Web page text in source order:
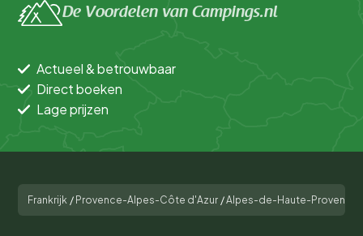
De Voordelen van Campings.nl
Actueel & betrouwbaar
Direct boeken
Lage prijzen
Frankrijk / Provence-Alpes-Côte d'Azur /Alpes-de-Haute-Provence